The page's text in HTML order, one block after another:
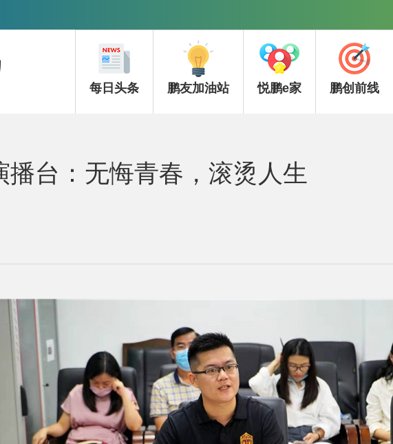
每日头条 鹏友加油站 悦鹏e家 鹏创前线
播台：无悔青春，滚烫人生